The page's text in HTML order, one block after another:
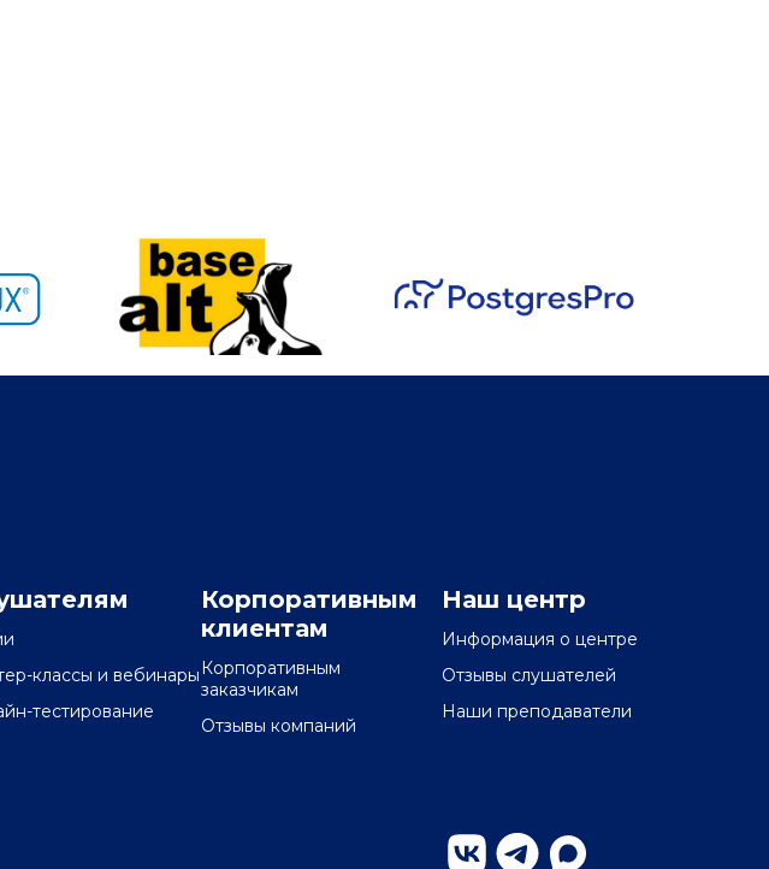
классы и вебинары
тестирование
Корпоративным
клиентам
Корпоративным
заказчикам
Отзывы компаний
Наш центр
Информация о центре
Отзывы слушателей
Наши преподаватели